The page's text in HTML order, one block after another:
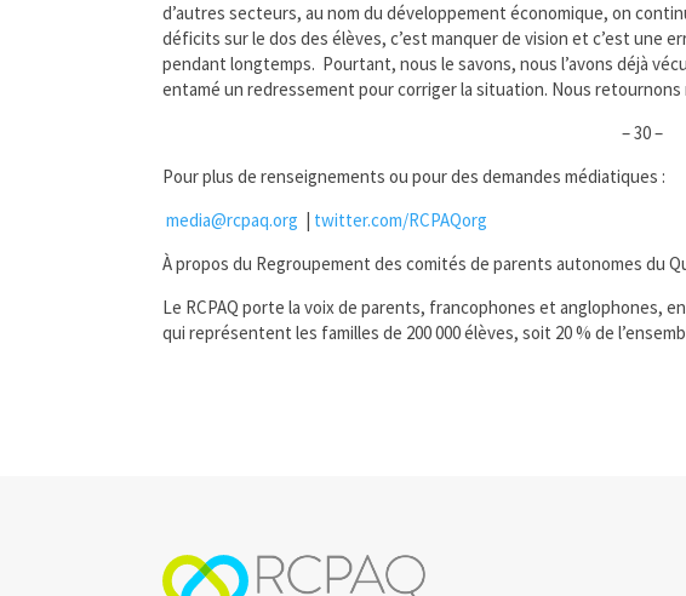
d’autres secteurs, au nom du développement économique, on
déficits sur le dos des élèves, c’est manquer de vision et c’est une
pendant longtemps. Pourtant, nous le savons, nous l’avons déjà
entamé un redressement pour corriger la situation. Nous retournons
– 30 –
Pour plus de renseignements ou pour des demandes médiatiques :
media@rcpaq.org | twitter.com/RCPAQorg
À propos du Regroupement des comités de parents autonomes du
Le RCPAQ porte la voix de parents, francophones et anglophones,
qui représentent les familles de 200 000 élèves, soit 20 % de